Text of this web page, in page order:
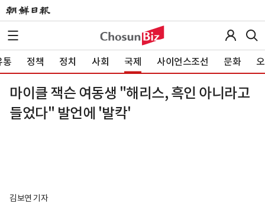
통 정책 정치 사회 국제 사이언스조선 문화
마이클 잭슨 여동생 "해리스, 흑인 아니라고
들었다" 발언에 '발칵'
김보연 기자